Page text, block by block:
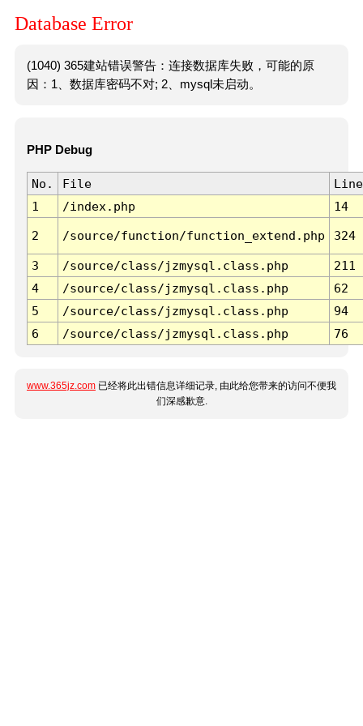
Database Error
(1040) 365建站错误警告：连接数据库失败，可能的原
因：1、数据库密码不对; 2、mysql未启动。
PHP Debug
No. File
Line
1
/index.php 14
2 /source/function/function_extend.php 324
3 /source/class/jzmysql.class.php
211
4
/source/class/jzmysql.class.php
62
5
/source/class/jzmysql.class.php
94
6
/source/class/jzmysql.class.php 76
www.365jz.com 已经将此出错信息详细记录, 由此给您带来的访问不便我
们深感歉意.